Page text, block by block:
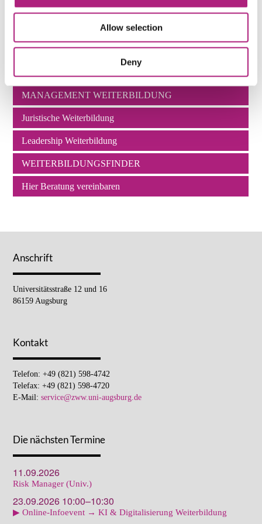
Allow selection
Deny
überspringen
KI & Digitalisierung Weiterbildung
MANAGEMENT WEITERBILDUNG
Juristische Weiterbildung
Leadership Weiterbildung
WEITERBILDUNGSFINDER
Hier Beratung vereinbaren
Anschrift
Universitätsstraße 12 und 16
86159 Augsburg
Kontakt
Telefon: +49 (821) 598-4742
Telefax: +49 (821) 598-4720
E-Mail:service@zww.uni-augsburg.de
Die nächsten Termine
11.09.2026
Risk Manager (Univ.)
23.09.2026 10:00–10:30
▶ Online-Infoevent → KI & Digitalisierung Weiterbildung